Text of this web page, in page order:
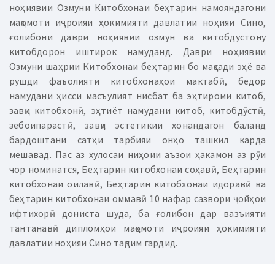
ноҳиявии Озмуни Китобхонаи беҳтарин намояндагони
мақомоти иҷроияи ҳокимияти давлатии ноҳияи Сино,
ғолибони даври ноҳиявии озмун ва китобдустону
китобдорон иштирок намуданд. Даври ноҳиявии
Озмуни шаҳрии Китобхонаи беҳтарин бо мақсади эҳё ва
рушди фаъолияти китобхонаҳои мактабӣ, бедор
намудани ҳисси масъулият нисбат ба эҳтироми китоб,
завқи китобхонӣ, эҳтиёт намудани китоб, китобдӯстӣ,
зебоипарастӣ, завқи эстетикии хонандагон баланд
бардоштани сатҳи тарбияи онҳо ташкил карда
мешавад. Пас аз хулосаи ниҳоии аъзои ҳакамон аз рӯи
чор номинатся, Беҳтарин китобхонаи соҳавӣ, Беҳтарин
китобхонаи оилавӣ, Беҳтарин китобхонаи идоравӣ ва
беҳтарин китобхонаи оммавӣ 10 нафар сазвори ҷойҳои
ифтихорӣ дониста шуда, ба ғолибон дар вазъияти
тантанавӣ дипломҳои мақомоти иҷроияи ҳокимияти
давлатии ноҳияи Сино тақдим гардид.